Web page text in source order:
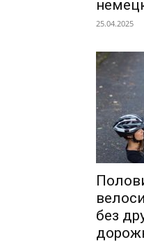
25.04.2025
без